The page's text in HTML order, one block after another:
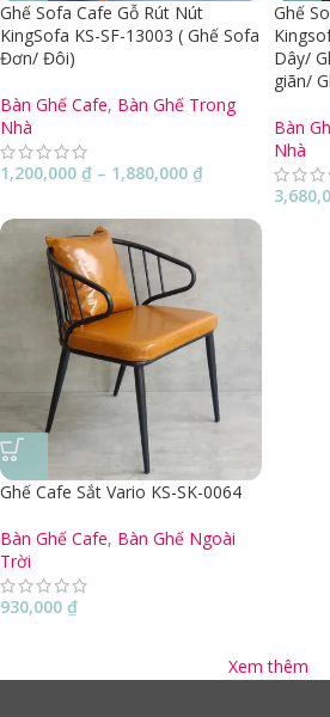
Ghế Sofa Cafe Gỗ Rút Nút
KingSofa KS-SF-13003 ( Ghế Sofa
Đơn/ Đôi)
Bàn Ghế Cafe, Bàn Ghế Trong
Nhà
1,200,000 ₫ – 1,880,000 ₫
Ghế
Dây/
giãn/
Bàn
Nhà
Ghế Cafe Sắt Vario KS-SK-0064
Bàn Ghế Cafe, Bàn Ghế Ngoài
Trời
930,000 ₫
Xem thêm